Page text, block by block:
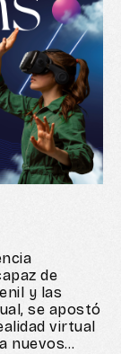
de
y las
se apostó
virtual
nuevos